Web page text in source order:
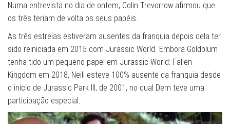
Numa entrevista no dia de ontem, Colin Trevorrow afirmou que
os três teriam de volta os seus papéis.
As três estrelas estiveram ausentes da franquia depois dela ter
sido reiniciada em 2015 com Jurassic World. Embora Goldblum
tenha tido um pequeno papel em Jurassic World: Fallen
Kingdom em 2018, Neill esteve 100% ausente da franquia desde
o início de Jurassic Park III, de 2001, no qual Dern teve uma
participação especial.